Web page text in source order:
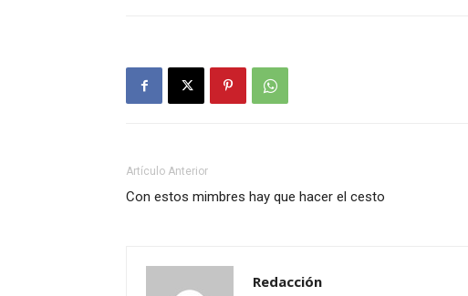
Artículo Anterior
Con estos mimbres hay que hacer el cesto
Redacción